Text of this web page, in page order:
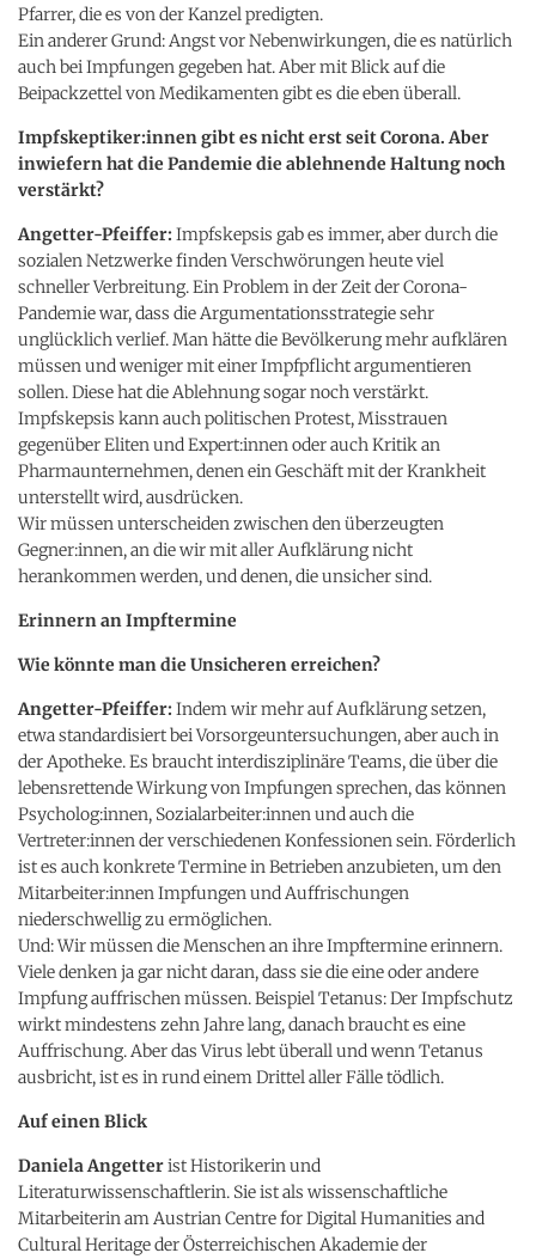
Pfarrer, die es von der Kanzel predigten.
Ein anderer Grund: Angst vor Nebenwirkungen, die es natürlich
auch bei Impfungen gegeben hat. Aber mit Blick auf die
Beipackzettel von Medikamenten gibt es die eben überall.
Impfskeptiker:innen gibt es nicht erst seit Corona. Aber
inwiefern hat die Pandemie die ablehnende Haltung noch
verstärkt?
Angetter-Pfeiffer:Impfskepsis gab es immer, aber durch die
sozialen Netzwerke finden Verschwörungen heute viel
schneller Verbreitung. Ein Problem in der Zeit der Corona-
Pandemie war, dass die Argumentationsstrategie sehr
unglücklich verlief. Man hätte die Bevölkerung mehr aufklären
müssen und weniger mit einer Impfpflicht argumentieren
sollen. Diese hat die Ablehnung sogar noch verstärkt.
Impfskepsis kann auch politischen Protest, Misstrauen
gegenüber Eliten und Expert:innen oder auch Kritik an
Pharmaunternehmen, denen ein Geschäft mit der Krankheit
unterstellt wird, ausdrücken.
Wir müssen unterscheiden zwischen den überzeugten
Gegner:innen, an die wir mit aller Aufklärung nicht
herankommen werden, und denen, die unsicher sind.
Erinnern an Impftermine
Wie könnte man die Unsicheren erreichen?
Angetter-Pfeiffer:Indem wir mehr auf Aufklärung setzen,
etwa standardisiert bei Vorsorgeuntersuchungen, aber auch in
der Apotheke. Es braucht interdisziplinäre Teams, die über die
lebensrettende Wirkung von Impfungen sprechen, das können
Psycholog:innen, Sozialarbeiter:innen und auch die
Vertreter:innen der verschiedenen Konfessionen sein. Förderlich
ist es auch konkrete Termine in Betrieben anzubieten, um den
Mitarbeiter:innen Impfungen und Auffrischungen
niederschwellig zu ermöglichen.
Und: Wir müssen die Menschen an ihre Impftermine erinnern.
Viele denken ja gar nicht daran, dass sie die eine oder andere
Impfung auffrischen müssen. Beispiel Tetanus: Der Impfschutz
wirkt mindestens zehn Jahre lang, danach braucht es eine
Auffrischung. Aber das Virus lebt überall und wenn Tetanus
ausbricht, ist es in rund einem Drittel aller Fälle tödlich.
Auf einen Blick
Daniela Angetterist Historikerin und
Literaturwissenschaftlerin. Sie ist als wissenschaftliche
Mitarbeiterin am Austrian Centre for Digital Humanities and
Cultural Heritage der Österreichischen Akademie der